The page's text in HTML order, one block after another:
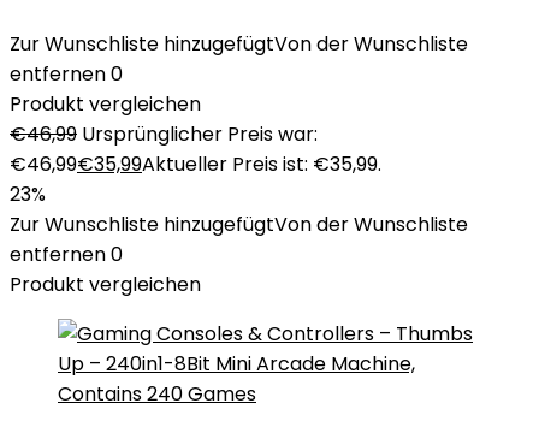
Zur Wunschliste hinzugefügtVon der Wunschliste
entfernen0
Produkt vergleichen
€46,99 Ursprünglicher Preis war:
€46,99€35,99Aktueller Preis ist: €35,99.
23%
Zur Wunschliste hinzugefügtVon der Wunschliste
entfernen0
Produkt vergleichen